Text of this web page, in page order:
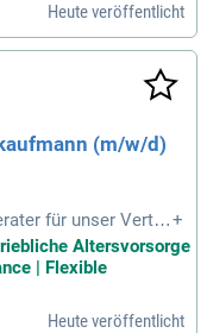
du Pote
finanzielle Z
Finanzstrategi
Kunden abgesti
zu unserem vielfälti
und
Teams und ges
mit!
Heute veröffentlicht
(m/w/d)
für unser Vertri
Deine Haup
Beratung für
Du erkennst di
abgestim
+
Altersvorsorge
| Flexible
Heute veröffentlicht